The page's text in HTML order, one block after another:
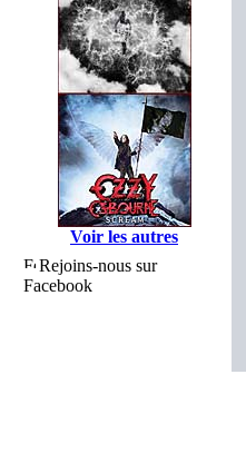
Voir les autres
Rejoins-nous sur
Facebook